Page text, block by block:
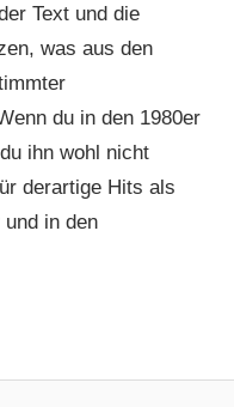
Text und die
was aus den
du in den 1980er
ihn wohl nicht
derartige Hits als
in den